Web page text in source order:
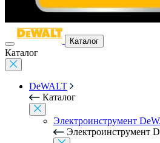
Каталог
Каталог
DeWALT
Каталог
Электроинструмент
Электроинструмент